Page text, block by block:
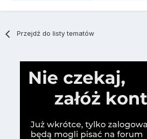
Przejdź do listy tematów